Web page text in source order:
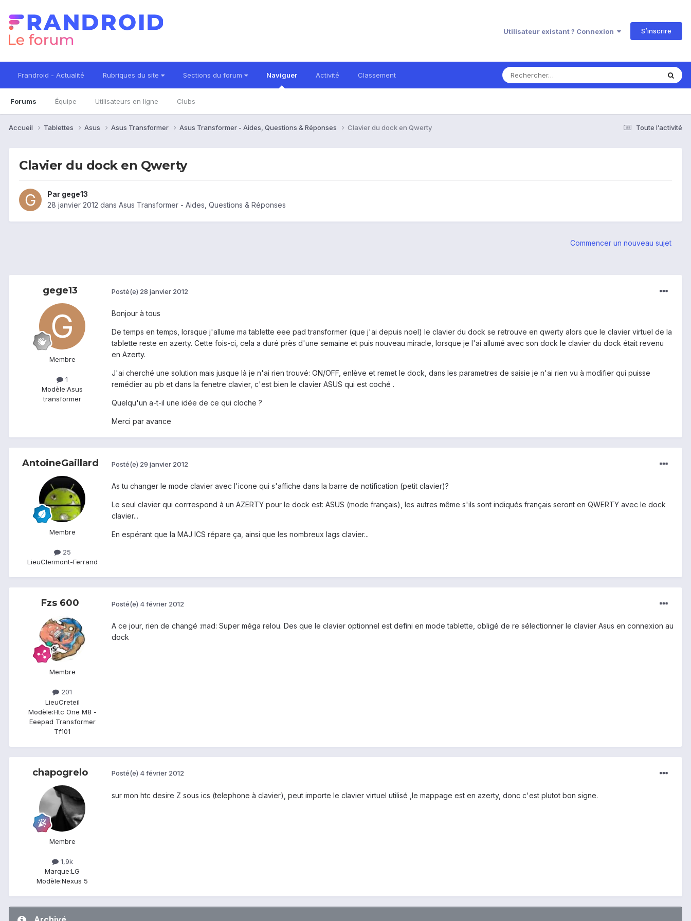
Utilisateur existant ? Connexion S’inscrire
Frandroid - Actualité Rubriques du site Sections du forum Naviguer
Forums Équipe Utilisateurs en ligne Clubs
Activité Classement
Toute l’activité
Accueil Tablettes Asus Asus Transformer Asus Transformer - Aides, Questions & Réponses Clavier du dock en Qwerty
Clavier du dock en Qwerty
Par gege13
28 janvier 2012 dans Asus Transformer - Aides, Questions & Réponses
Commencer un nouveau sujet
gege13
Membre
1
Modèle:Asus
transformer
Posté(e) 28 janvier 2012
Bonjour à tous
De temps en temps, lorsque j'allume ma tablette eee pad transformer (que j'ai depuis noel) le clavier du dock se retrouve en qwerty alors que le clavier virtuel de la
tablette reste en azerty. Cette fois-ci, cela a duré près d'une semaine et puis nouveau miracle, lorsque je l'ai allumé avec son dock le clavier du dock était revenu
en Azerty.
J'ai cherché une solution mais jusque là je n'ai rien trouvé: ON/OFF, enlève et remet le dock, dans les parametres de saisie je n'ai rien vu à modifier qui puisse
remédier au pb et dans la fenetre clavier, c'est bien le clavier ASUS qui est coché .
Quelqu'un a-t-il une idée de ce qui cloche ?
Merci par avance
AntoineGaillard
Membre
25
LieuClermont-Ferrand
Posté(e) 29 janvier 2012
As tu changer le mode clavier avec l'icone qui s'affiche dans la barre de notification (petit clavier)?
Le seul clavier qui corrrespond à un AZERTY pour le dock est: ASUS (mode français), les autres même s'ils sont indiqués français seront en QWERTY avec le dock
clavier...
En espérant que la MAJ ICS répare ça, ainsi que les nombreux lags clavier...
Fzs 600
Membre
201
LieuCreteil
Modèle:Htc One M8 -
Eeepad Transformer
Tf101
Posté(e) 4 février 2012
A ce jour, rien de changé :mad: Super méga relou. Des que le clavier optionnel est defini en mode tablette, obligé de re sélectionner le clavier Asus en connexion au
dock
chapogrelo
Membre
1,9k
Marque:LG
Modèle:Nexus 5
Posté(e) 4 février 2012
sur mon htc desire Z sous ics (telephone à clavier), peut importe le clavier virtuel utilisé ,le mappage est en azerty, donc c'est plutot bon signe.